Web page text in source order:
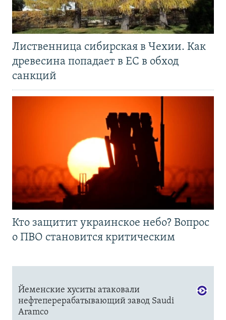
Лиственница сибирская в Чехии. Как
древесина попадает в ЕС в обход
санкций
Кто защитит украинское небо? Вопрос
о ПВО становится критическим